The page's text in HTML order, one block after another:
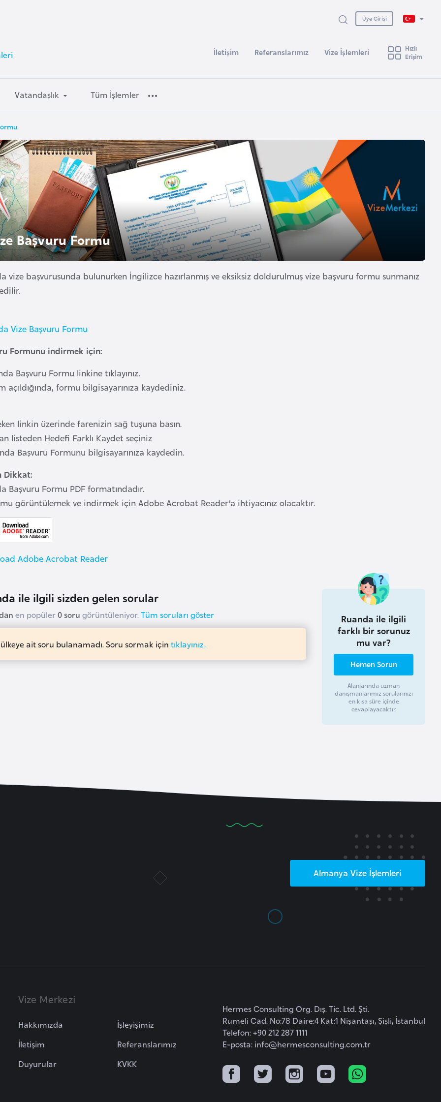
Üye Girişi
İletişim Referanslarımız Vize İşlemleri
Hızlı
Erişim
Vatandaşlık Tüm İşlemler
Başvuru Formu
vize başvurusunda bulunurken İngilizce hazırlanmış ve eksiksiz doldurulmuş vize başvuru formu sunmanız
Vize Başvuru Formu
Formunu indirmek için:
Başvuru Formu linkine tıklayınız.
açıldığında, formu bilgisayarınıza kaydediniz.
linkin üzerinde farenizin sağ tuşuna basın.
listeden Hedefi Farklı Kaydet seçiniz
Başvuru Formunu bilgisayarınıza kaydedin.
Dikkat:
Başvuru Formu PDF formatındadır.
görüntülemek ve indirmek için Adobe Acrobat Reader’a ihtiyacınız olacaktır.
Adobe Acrobat Reader
ile ilgili sizden gelen sorular
en popüler0 soru görüntüleniyor.Tüm soruları göster
ait soru bulanamadı. Soru sormak için tıklayınız.
Ruanda ile ilgili
farklı bir sorunuz
mu var?
Hemen Sorun
Alanlarında uzman
danışmanlarımız sorularınızı
en kısa süre içinde
cevaplayacaktır.
Almanya Vize İşlemleri
Vize Merkezi
Hakkımızda
İletişim
Duyurular
İşleyişimiz
Referanslarımız
KVKK
Hermes Consulting Org. Dış. Tic. Ltd. Şti.
Rumeli Cad. No:78 Daire:4 Kat:1 Nişantaşı, Şişli, İstanbul
Telefon: +90 212 287 1111
E-posta: info@hermesconsulting.com.tr